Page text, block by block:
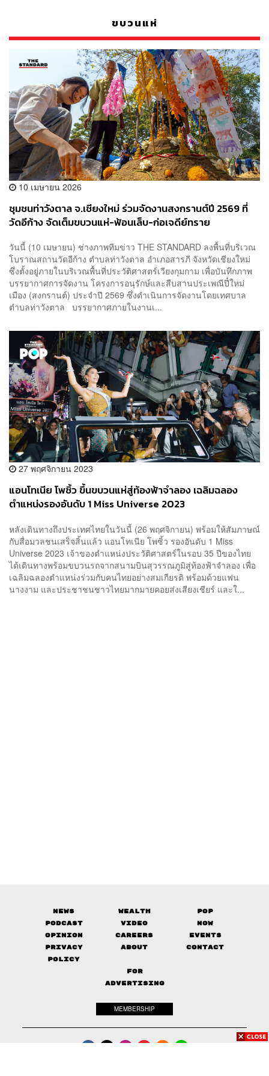
ขบวนแห่
10 เมษายน 2026
ชุมชนท่าวังตาล จ.เชียงใหม่ ร่วมจัดงานสงกรานต์ปี 2569 ที่
วัดอีก้าง จัดเต็มขบวนแห่-ฟ้อนเล็บ-ก่อเจดีย์ทราย
วันนี้ (10 เมษายน) ช่างภาพทีมข่าว THE STANDARD ลงพื้นที่บริเวณ
โบราณสถานวัดอีก้าง ตำบลท่าวังตาล อำเภอสารภี จังหวัดเชียงใหม่
ซึ่งตั้งอยู่ภายในบริเวณพื้นที่ประวัติศาสตร์เวียงกุมกาม เพื่อบันทึกภาพ
บรรยากาศการจัดงาน โครงการอนุรักษ์และสืบสานประเพณีปี๋ใหม่
เมือง (สงกรานต์) ประจำปี 2569 ซึ่งดำเนินการจัดงานโดยเทศบาล
ตำบลท่าวังตาล บรรยากาศภายในงานเ...
27 พฤศจิกายน 2023
แอนโทเนีย โพซิ้ว ขึ้นขบวนแห่สู่ท้องฟ้าจำลอง เฉลิมฉลอง
ตำแหน่งรองอันดับ 1 Miss Universe 2023
หลังเดินทางถึงประเทศไทยในวันนี้ (26 พฤศจิกายน) พร้อมให้สัมภาษณ์
กับสื่อมวลชนเสร็จสิ้นแล้ว แอนโทเนีย โพซิ้ว รองอันดับ 1 Miss
Universe 2023 เจ้าของตำแหน่งประวัติศาสตร์ในรอบ 35 ปีของไทย
ได้เดินทางพร้อมขบวนรถจากสนามบินสุวรรณภูมิสู่ท้องฟ้าจำลอง เพื่อ
เฉลิมฉลองตำแหน่งร่วมกับคนไทยอย่างสมเกียรติ พร้อมด้วยแฟน
นางงาม และประชาชนชาวไทยมากมายคอยส่งเสียงเชียร์ และใ...
News Wealth
Pop
Podcast
Video
Now
Opinion
Careers
Events
Privacy
Policy
About Contact
FOR
ADVERTISING
MEMBERSHIP